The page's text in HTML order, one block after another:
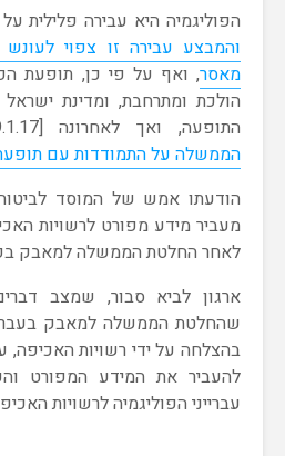
הפוליגמיה היא עבירה פלילית
והמבצע עבירה זו צפוי
מאסר, ואף על פי כן, תופעת
הולכת ומתרחבת, ומדינת
התופעה, ואך לאחרונה [29.1.17]
הממשלה על התמודדות עם
הודעתו אמש של המוסד
מעביר מידע מפורט לרשויות
לאחר החלטת הממשלה למאבק
ארגון לביא סבור, שמצב
שהחלטת הממשלה למאבק
בהצלחה על ידי רשויות האכיפה,
להעביר את המידע המפורט
עברייני הפוליגמיה לרשויות